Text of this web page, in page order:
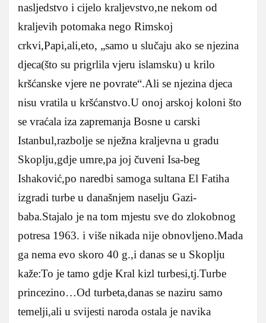
nasljedstvo i cijelo kraljevstvo,ne nekom od
kraljevih potomaka nego Rimskoj
crkvi,Papi,ali,eto, „samo u slučaju ako se njezina
djeca(što su prigrlila vjeru islamsku) u krilo
kršćanske vjere ne povrate“.Ali se njezina djeca
nisu vratila u kršćanstvo.U onoj arskoj koloni što
se vraćala iza zapremanja Bosne u carski
Istanbul,razbolje se nježna kraljevna u gradu
Skoplju,gdje umre,pa joj čuveni Isa-beg
Ishaković,po naredbi samoga sultana El Fatiha
izgradi turbe u današnjem naselju Gazi-
baba.Stajalo je na tom mjestu sve do zlokobnog
potresa 1963. i više nikada nije obnovljeno.Mada
ga nema evo skoro 40 g.,i danas se u Skoplju
kaže:To je tamo gdje Kral kizl turbesi,tj.Turbe
princezino…Od turbeta,danas se naziru samo
temelji,ali u svijesti naroda ostala je navika